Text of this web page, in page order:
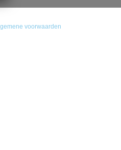
voorwaarden